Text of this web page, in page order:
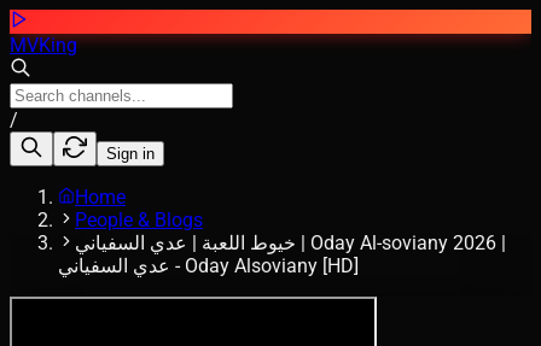
MVKing
/
Sign in
Home
People & Blogs
خيوط اللعبة | عدي السفياني | Oday Al-soviany 2026 |
عدي السفياني - Oday Alsoviany [HD]